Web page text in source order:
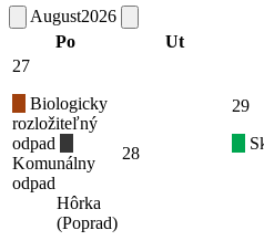
August2026
Po
Ut
27
Biologicky
rozložiteľný
odpad
Komunálny
odpad
Hôrka
(Poprad)
28
29